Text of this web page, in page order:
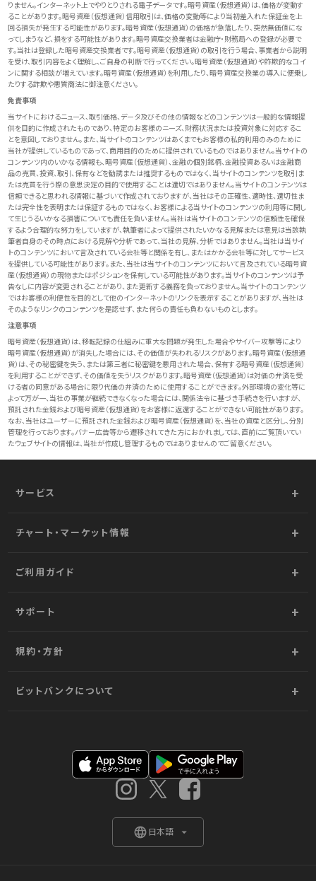
りません。インターネット上でやりとりされる電子データです。暗号資産（仮想通貨）は、価格が変動す
ることがあります。暗号資産（仮想通貨）信用取引は、価格の変動等により当初差入れた保証金を上
回る損失が発生する可能性があります。暗号資産（仮想通貨）の価格が急落したり、突然無価値にな
ってしまうなど、損をする可能性があります。暗号資産交換業者は金融庁・財務局への登録が必要で
す。当社は登録した暗号資産交換業者です。暗号資産（仮想通貨）の取引を行う場合、事業者から説明
を受け、取引内容をよく理解し、ご自身の判断で行ってください。暗号資産（仮想通貨）や詐欺的なコイ
ンに関する相談が増えています。暗号資産（仮想通貨）を利用したり、暗号資産交換業の導入に便乗し
たりする詐欺や悪質商法に御注意ください。
免責事項
当サイトにおけるニュース、取引価格、データ及びその他の情報などのコンテンツは一般的な情報提
供を目的に作成されたものであり、特定のお客様のニーズ、財務状況または投資対象に対応するこ
とを意図しておりません。また、当サイトのコンテンツはあくまでもお客様の私的利用のみのために
当社が提供しているものであって、商用目的のために提供されているものではありません。当サイトの
コンテンツ内のいかなる情報も、暗号資産（仮想通貨）、金融の個別銘柄、金融投資あるいは金融商
品の売買、投資、取引、保有などを勧誘または推奨するものではなく、当サイトのコンテンツを取引ま
たは売買を行う際の意思決定の目的で使用することは適切ではありません。当サイトのコンテンツは
信頼できると思われる情報に基づいて作成されておりますが、当社はその正確性、適時性、適切性ま
たは完全性を表明または保証するものではなく、お客様による当サイトのコンテンツの利用等に関し
て生じうるいかなる損害についても責任を負いません。当社は当サイトのコンテンツの信頼性を確保
するよう合理的な努力をしていますが、執筆者によって提供されたいかなる見解または意見は当該執
筆者自身のその時点における見解や分析であって、当社の見解、分析ではありません。当社は当サイ
トのコンテンツにおいて言及されている会社等と関係を有し、またはかかる会社等に対してサービス
を提供している可能性があります。また、当社は当サイトのコンテンツにおいて言及されている暗号資
産（仮想通貨）の現物またはポジションを保有している可能性があります。当サイトのコンテンツは予
告なしに内容が変更されることがあり、また更新する義務を負っておりません。当サイトのコンテンツ
ではお客様の利便性を目的として他のインターネットのリンクを表示することがありますが、当社は
そのようなリンクのコンテンツを是認せず、また何らの責任も負わないものとします。
注意事項
暗号資産（仮想通貨）は、移転記録の仕組みに重大な問題が発生した場合やサイバー攻撃等により
暗号資産（仮想通貨）が消失した場合には、その価値が失われるリスクがあります。暗号資産（仮想通
貨）は、その秘密鍵を失う、または第三者に秘密鍵を悪用された場合、保有する暗号資産（仮想通貨）
を利用することができず、その価値を失うリスクがあります。暗号資産（仮想通貨）は対価の弁済を受
ける者の同意がある場合に限り代価の弁済のために使用することができます。外部環境の変化等に
よって万が一、当社の事業が継続できなくなった場合には、関係法令に基づき手続きを行いますが、
預託された金銭および暗号資産（仮想通貨）をお客様に返還することができない可能性があります。
なお、当社はユーザーに預託された金銭および暗号資産（仮想通貨）を、当社の資産と区分し、分別
管理を行っております。バナー広告等から遷移されてきた方におかれましては、直前にご覧頂いてい
たウェブサイトの情報は、当社が作成し管理するものではありませんのでご留意ください。
サービス
チャート・マーケット情報
ご利用ガイド
サポート
規約・方針
ビットバンクについて
instagram
iOSアプリ